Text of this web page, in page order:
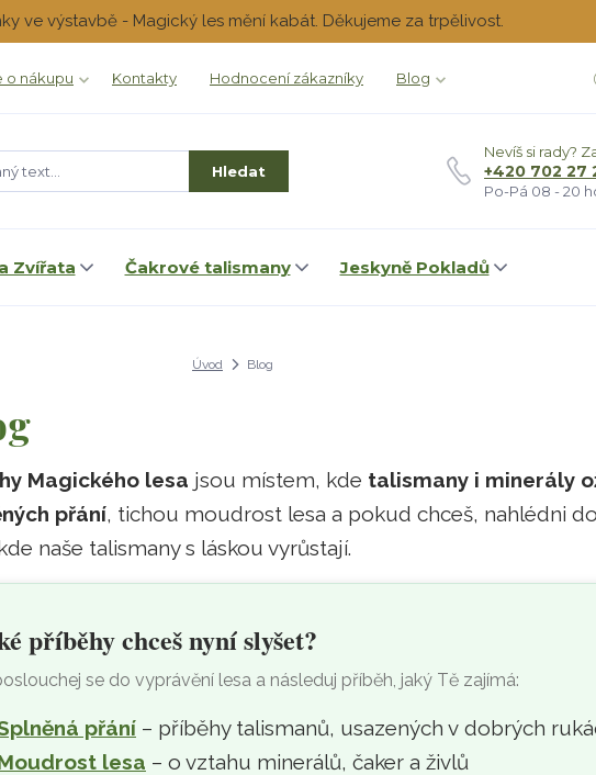
ve výstavbě - Magický les mění kabát. Děkujeme za trpělivost.
o nákupu Kontakty Hodnocení zákazníky Blog
Hledat
Nevíš si rady?
+420 702 27
Po-Pá 08 - 20
Zvířata Čakrové talismany Jeskyně Pokladů
Úvod Blog
Magického lesa jsou místem, kde talismany i minerály
přání, tichou moudrost lesa a pokud chceš, nahlédni
naše talismany s láskou vyrůstají.
příběhy chceš nyní slyšet?
se do vyprávění lesa a následuj příběh, jaký Tě zajímá:
přání – příběhy talismanů, usazených v dobrých
lesa – o vztahu minerálů, čaker a živlů